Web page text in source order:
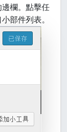
欄。點擊任
部件列表。